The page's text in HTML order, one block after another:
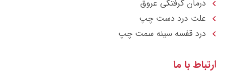
درمان گرفتگی عروق
علت درد دست چپ
درد قفسه سينه سمت چپ
با ما